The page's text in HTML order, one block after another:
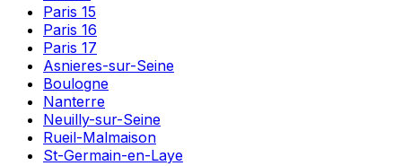
Paris 15
Paris 16
Paris 17
Asnieres-sur-Seine
Boulogne
Nanterre
Neuilly-sur-Seine
Rueil-Malmaison
St-Germain-en-Laye